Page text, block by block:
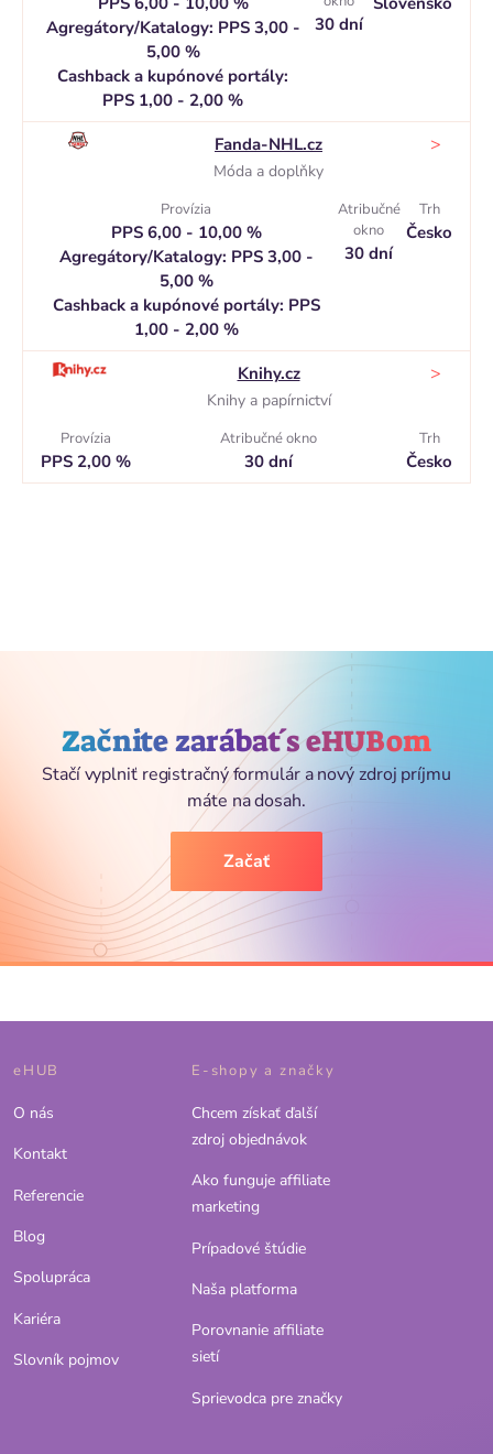
Agregátory/Katalogy: PPS 3,00 -
5,00 %
Cashback a kupónové portály:
PPS 1,00 - 2,00 %
30 dní
Fanda-NHL.cz
Móda a doplňky
>
Provízia
PPS 6,00 - 10,00 %
Agregátory/Katalogy: PPS 3,00 -
5,00 %
Cashback a kupónové portály: PPS
1,00 - 2,00 %
Atribučné
okno
30 dní
Trh
Česko
Knihy.cz
Knihy a papírnictví
>
Provízia
PPS 2,00 %
Atribučné okno
30 dní
Trh
Česko
Začnite zarábať s eHUBom
Stačí vyplniť registračný formulár a nový zdroj príjmu
máte na dosah.
Začať
eHUB
O nás
Kontakt
Referencie
Blog
Spolupráca
Kariéra
Slovník pojmov
E-shopy a značky
Chcem získať ďalší
zdroj objednávok
Ako funguje affiliate
marketing
Prípadové štúdie
Naša platforma
Porovnanie affiliate
sietí
Sprievodca pre značky